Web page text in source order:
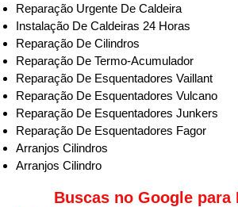
Reparação Urgente De Caldeira
Instalação De Caldeiras 24 Horas
Reparação De Cilindros
Reparação De Termo-Acumulador
Reparação De Esquentadores Vaillant
Reparação De Esquentadores Vulcano
Reparação De Esquentadores Junkers
Reparação De Esquentadores Fagor
Arranjos Cilindros
Arranjos Cilindro
Buscas no Google para